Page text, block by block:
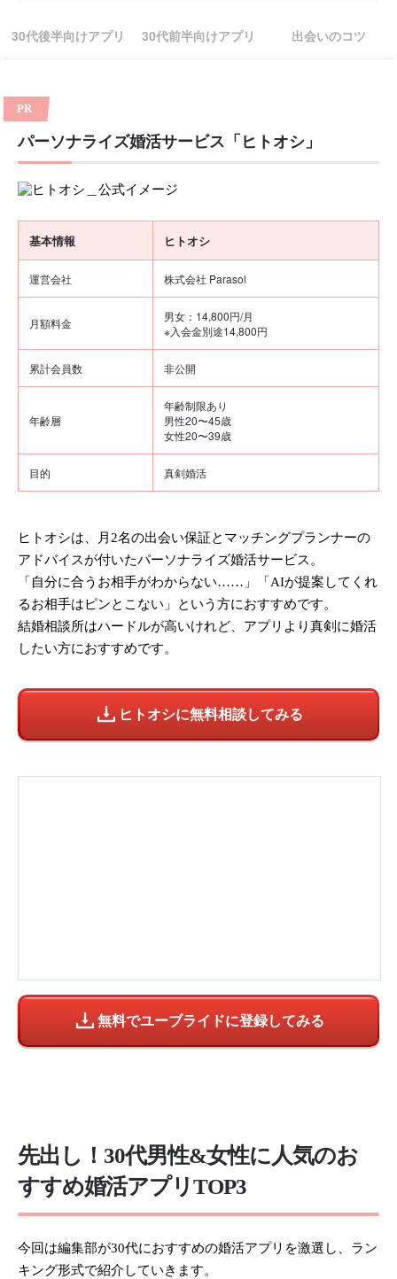
・株式会社Rooters
30代後半向けアプリ 30代前半向けアプリ 出会いのコツ
PR
パーソナライズ婚活サービス「ヒトオシ」
基本情報 ヒトオシ
運営会社 株式会社 Parasol
月額料金
男女：14,800円/月
※入会金別途14,800円
累計会員数 非公開
年齢層
年齢制限あり
男性20〜45歳
女性20〜39歳
目的 真剣婚活
ヒトオシは、月2名の出会い保証とマッチングプランナーの
アドバイスが付いたパーソナライズ婚活サービス。
「自分に合うお相手がわからない……」「AIが提案してくれ
るお相手はピンとこない」という方におすすめです。
結婚相談所はハードルが高いけれど、アプリより真剣に婚活
したい方におすすめです。
ヒトオシに無料相談してみる
無料でユーブライドに登録してみる
先出し！30代男性&女性に人気のお
すすめ婚活アプリTOP3
今回は編集部が30代におすすめの婚活アプリを激選し、ラン
キング形式で紹介していきます。